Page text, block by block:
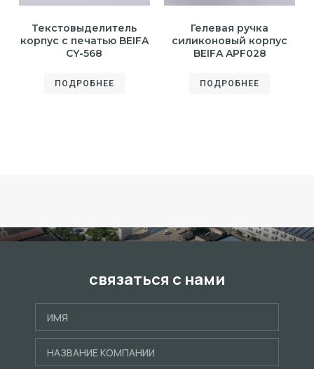
Текстовыделитель
корпус с печатью BEIFA
CY-568
ПОДРОБНЕЕ
Гелевая ручка
силиконовый корпус
BEIFA APF028
ПОДРОБНЕЕ
связаться с нами